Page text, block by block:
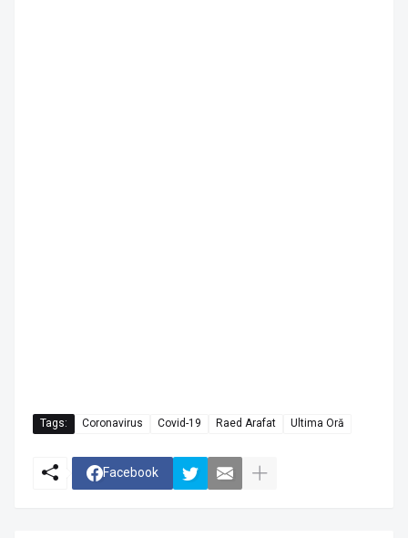
Tags: Coronavirus Covid-19 Raed Arafat Ultima Oră
Facebook